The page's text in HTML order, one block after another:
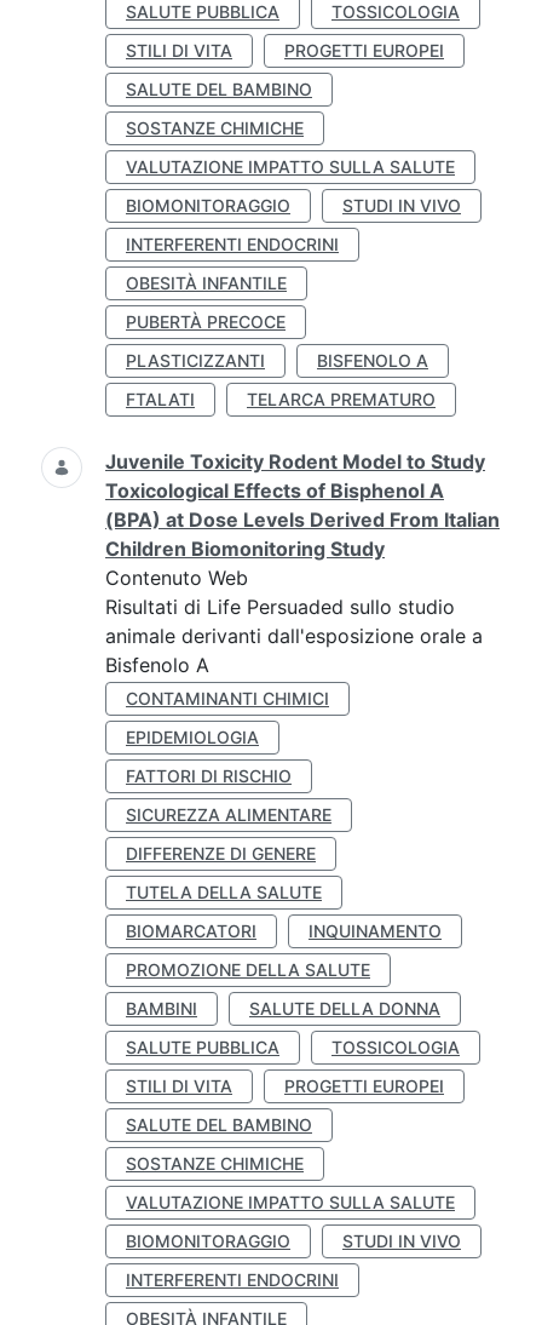
SALUTE PUBBLICA
TOSSICOLOGIA
STILI DI VITA
PROGETTI EUROPEI
SALUTE DEL BAMBINO
SOSTANZE CHIMICHE
VALUTAZIONE IMPATTO SULLA SALUTE
BIOMONITORAGGIO
STUDI IN VIVO
INTERFERENTI ENDOCRINI
OBESITÀ INFANTILE
PUBERTÀ PRECOCE
PLASTICIZZANTI
BISFENOLO A
FTALATI
TELARCA PREMATURO
Juvenile Toxicity Rodent Model to Study
Toxicological Effects of Bisphenol A
(BPA) at Dose Levels Derived From Italian
Children Biomonitoring Study
Contenuto Web
Risultati di Life Persuaded sullo studio
animale derivanti dall'esposizione orale a
Bisfenolo A
CONTAMINANTI CHIMICI
EPIDEMIOLOGIA
FATTORI DI RISCHIO
SICUREZZA ALIMENTARE
DIFFERENZE DI GENERE
TUTELA DELLA SALUTE
BIOMARCATORI
INQUINAMENTO
PROMOZIONE DELLA SALUTE
BAMBINI
SALUTE DELLA DONNA
SALUTE PUBBLICA
TOSSICOLOGIA
STILI DI VITA
PROGETTI EUROPEI
SALUTE DEL BAMBINO
SOSTANZE CHIMICHE
VALUTAZIONE IMPATTO SULLA SALUTE
BIOMONITORAGGIO
STUDI IN VIVO
INTERFERENTI ENDOCRINI
OBESITÀ INFANTILE